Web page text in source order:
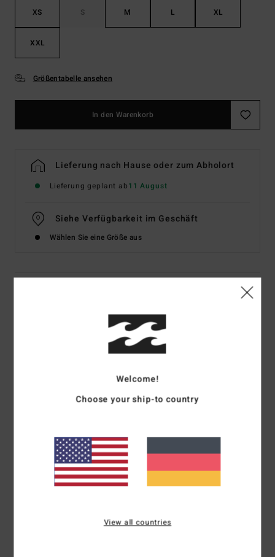
XS S M L XL
XXL
Größentabelle ansehen
In den Warenkorb
Lieferung nach Hause oder zum Abholort
Lieferung geplant ab11 August
Siehe Verfügbarkeit im Geschäft
Wählen Sie eine Größe aus
Männer Schwarz T-Shirt
Farbcodeblk
Baumwollstoff [160 g/m2]
Andere Features: Grafik-Siebdruck vorne
Zusammensetzung100 % Baumwolle
Versand & Rückversand
Welcome!
Choose your ship-to country
View all countries